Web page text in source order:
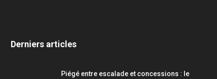
Derniers articles
Piégé entre escalade et concessions : le